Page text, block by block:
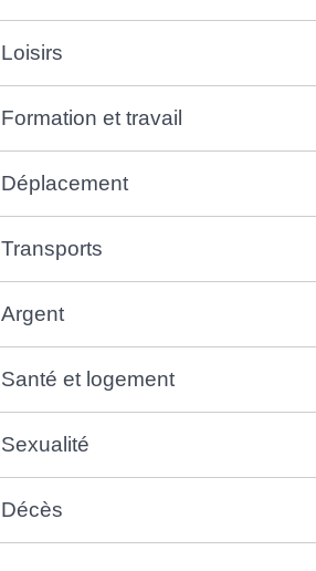
Loisirs
Formation et travail
Déplacement
Transports
Argent
Santé et logement
Sexualité
Décès